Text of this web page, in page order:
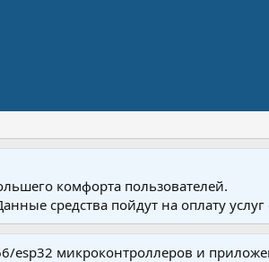
комфорта пользователей.
средства пойдут на оплату
esp32 микроконтроллеров и